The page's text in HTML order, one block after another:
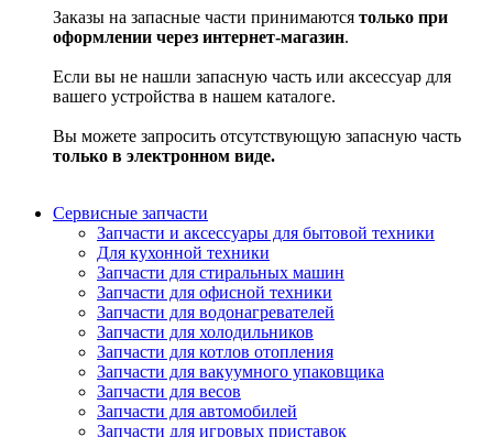
Заказы на запасные части принимаются только при
оформлении через интернет-магазин.
Если вы не нашли запасную часть или аксессуар для
вашего устройства в нашем каталоге.
Вы можете запросить отсутствующую запасную часть
только в электронном виде.
Сервисные запчасти
Запчасти и аксессуары для бытовой техники
Для кухонной техники
Запчасти для стиральных машин
Запчасти для офисной техники
Запчасти для водонагревателей
Запчасти для холодильников
Запчасти для котлов отопления
Запчасти для вакуумного упаковщика
Запчасти для весов
Запчасти для автомобилей
Запчасти для игровых приставок